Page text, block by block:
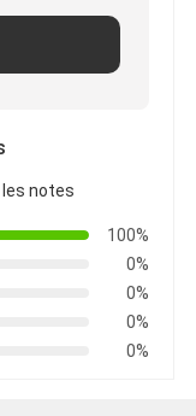
notes
100%
0%
0%
0%
0%